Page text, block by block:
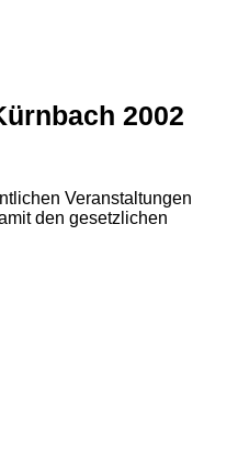
2002
Veranstaltungen
den gesetzlichen